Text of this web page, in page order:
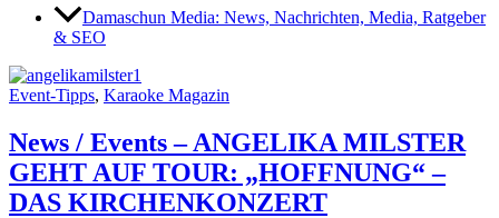
Damaschun Media: News, Nachrichten, Media, Ratgeber
& SEO
Event-Tipps, Karaoke Magazin
News / Events – ANGELIKA MILSTER
GEHT AUF TOUR: „HOFFNUNG“ –
DAS KIRCHENKONZERT